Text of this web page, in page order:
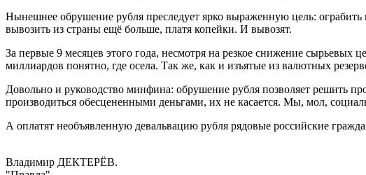
Нынешнее обрушение рубля преследует ярко выраженную цель: ограбить
вывозить из страны ещё больше, платя копейки. И вывозят.
За первые 9 месяцев этого года, несмотря на резкое снижение сырьевых
миллиардов понятно, где осела. Так же, как и изъятые из валютных
Довольно и руководство минфина: обрушение рубля позволяет решить
производиться обесцененными деньгами, их не касается. Мы, мол,
А оплатят необъявленную девальвацию рубля рядовые российские
Владимир ДЕКТЕРЁВ.